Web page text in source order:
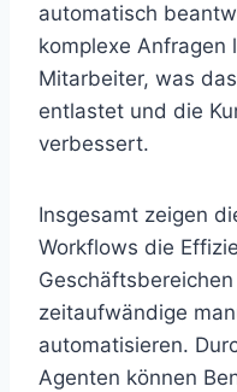
automatisch
komplexe Anfragen
Mitarbeiter, was
entlastet und die
verbessert.
Insgesamt zeigen
Workflows die
zeitaufwändige
automatisieren.
Agenten können